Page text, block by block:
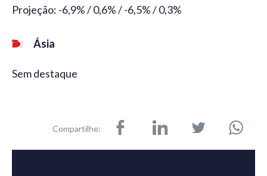
Projeção: -6,9% / 0,6% / -6,5% / 0,3%
Ásia
Sem destaque
Compartilhe: